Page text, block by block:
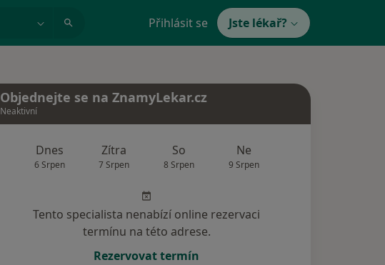
Přihlásit se Jste lékař?
Objednejte se na ZnamyLekar.cz
Neaktivní
Dnes
6 Srpen
Zítra
7 Srpen
So
8 Srpen
Ne
9 Srpen
Tento specialista nenabízí online rezervaci
termínu na této adrese.
Rezervovat termín